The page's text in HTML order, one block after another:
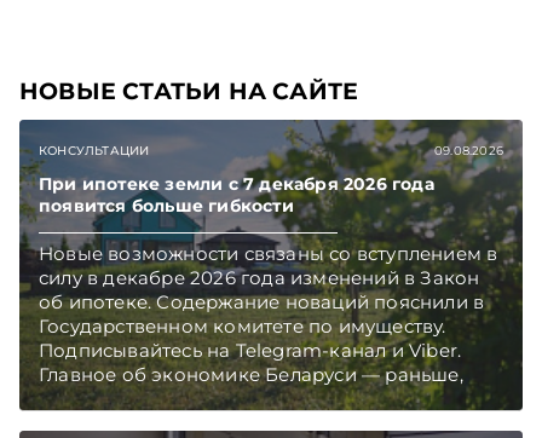
НОВЫЕ СТАТЬИ НА САЙТЕ
КОНСУЛЬТАЦИИ 09.08.2026
При ипотеке земли с 7 декабря 2026 года
появится больше гибкости
Новые возможности связаны со вступлением в
силу в декабре 2026 года изменений в Закон
об ипотеке. Содержание новаций пояснили в
Государственном комитете по имуществу.
Подписывайтесь на Telegram‑канал и Viber.
Главное об экономике Беларуси — раньше,
чем в новостях TelegramViber